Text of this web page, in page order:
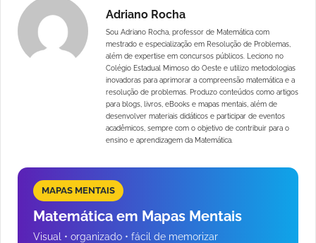
Adriano Rocha
Sou Adriano Rocha, professor de Matemática com
mestrado e especialização em Resolução de Problemas,
além de expertise em concursos públicos. Leciono no
Colégio Estadual Mimoso do Oeste e utilizo metodologias
inovadoras para aprimorar a compreensão matemática e a
resolução de problemas. Produzo conteúdos como artigos
para blogs, livros, eBooks e mapas mentais, além de
desenvolver materiais didáticos e participar de eventos
acadêmicos, sempre com o objetivo de contribuir para o
ensino e aprendizagem da Matemática.
MAPAS MENTAIS
Matemática em Mapas Mentais
Visual • organizado • fácil de memorizar